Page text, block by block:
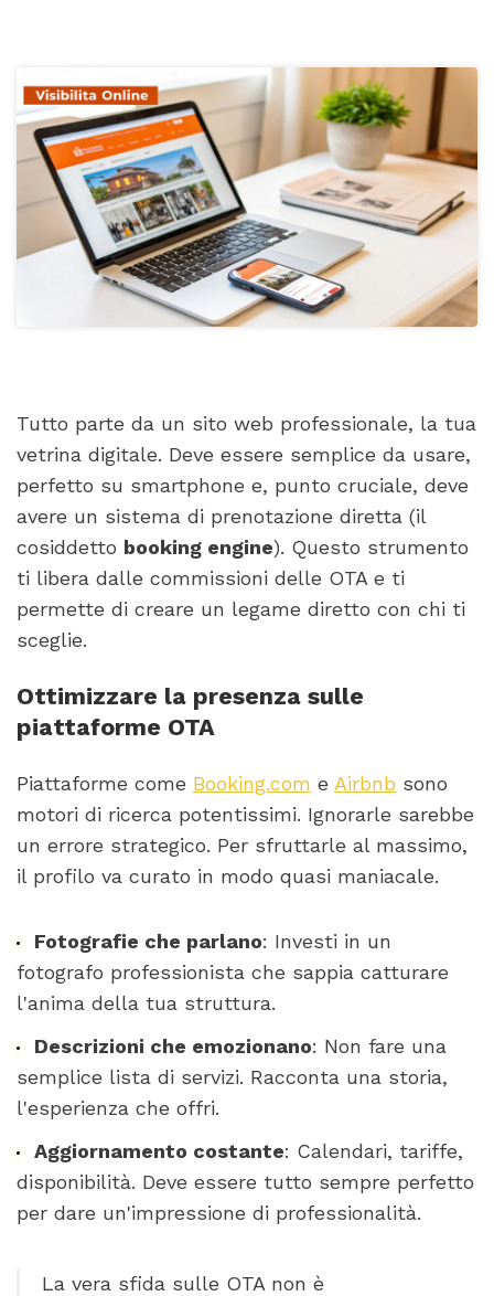
Tutto parte da un sito web professionale, la tua
vetrina digitale. Deve essere semplice da usare,
perfetto su smartphone e, punto cruciale, deve
avere un sistema di prenotazione diretta (il
cosiddetto booking engine). Questo strumento
ti libera dalle commissioni delle OTA e ti
permette di creare un legame diretto con chi ti
sceglie.
Ottimizzare la presenza sulle
piattaforme OTA
Piattaforme come Booking.com e Airbnb sono
motori di ricerca potentissimi. Ignorarle sarebbe
un errore strategico. Per sfruttarle al massimo,
il profilo va curato in modo quasi maniacale.
Fotografie che parlano: Investi in un
fotografo professionista che sappia catturare
l'anima della tua struttura.
Descrizioni che emozionano: Non fare una
semplice lista di servizi. Racconta una storia,
l'esperienza che offri.
Aggiornamento costante: Calendari, tariffe,
disponibilità. Deve essere tutto sempre perfetto
per dare un'impressione di professionalità.
La vera sfida sulle OTA non è